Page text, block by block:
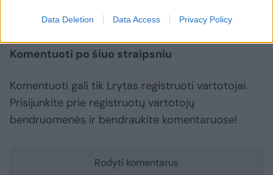
Data Deletion Data Access Privacy Policy
Komentuoti po šiuo straipsniu
Komentuoti gali tik Lrytas registruoti vartotojai.
Prisijunkite prie registruotų vartotojų
bendruomenės ir bendraukite komentaruose!
Rodyti komentarus